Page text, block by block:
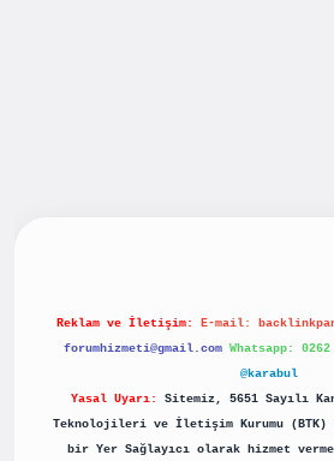
Reklam ve İletişim: E-mail:
forumhizmeti@gmail.com Whatsapp:
@karabul
Yasal Uyarı:
Sitemiz, 5651 Sayılı
Teknolojileri ve İletişim Kurumu (BTK)
bir Yer Sağlayıcı olarak hizmet